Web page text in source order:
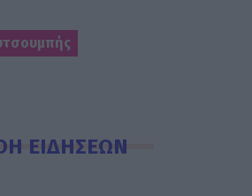
ΕΙΔΗΣΕΩΝ